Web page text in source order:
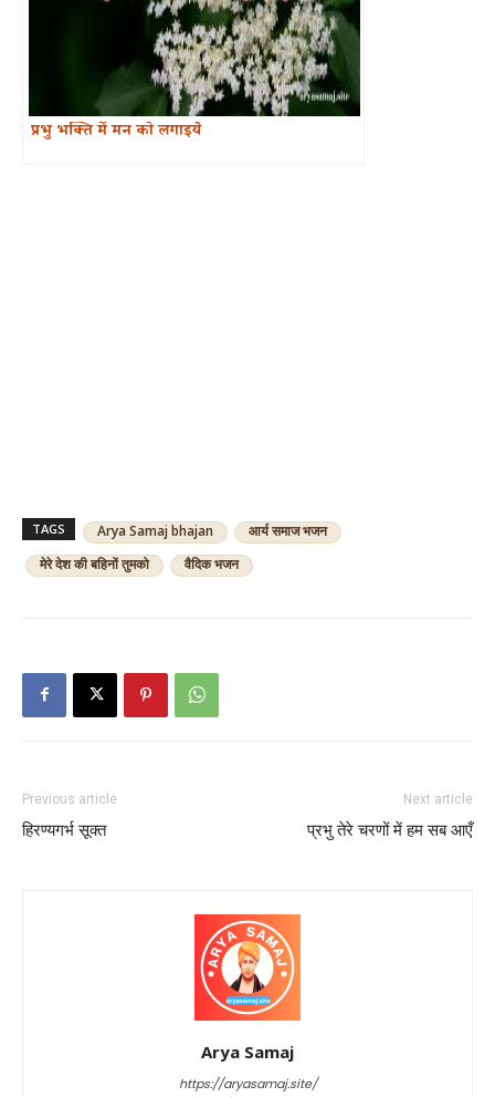
प्रभु भक्ति में मन को लगाइये
TAGS Arya Samaj bhajan
आर्य समाज भजन
मेरे देश की बहिनों तुमको
वैदिक भजन
Previous article
हिरण्यगर्भ सूक्त
Next article
प्रभु तेरे चरणों में हम सब आएँ
Arya Samaj
https://aryasamaj.site/